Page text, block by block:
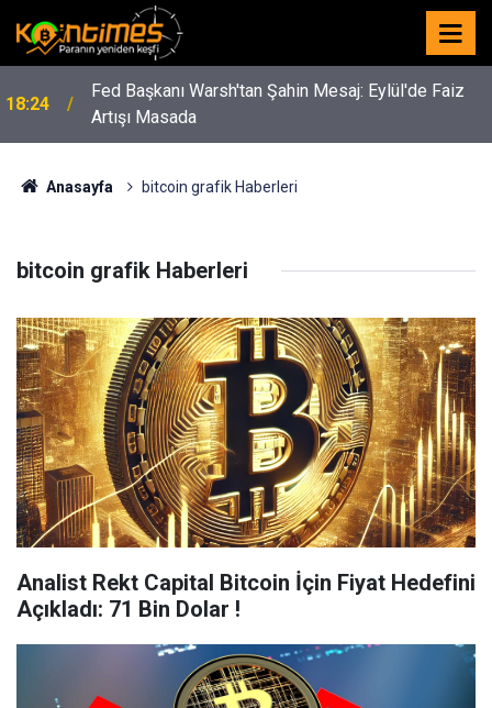
18:24
Fed Başkanı Warsh'tan Şahin Mesaj: Eylül'de Faiz
Artışı Masada
Anasayfa bitcoin grafik Haberleri
bitcoin grafik Haberleri
Analist Rekt Capital Bitcoin İçin Fiyat Hedefini
Açıkladı: 71 Bin Dolar !